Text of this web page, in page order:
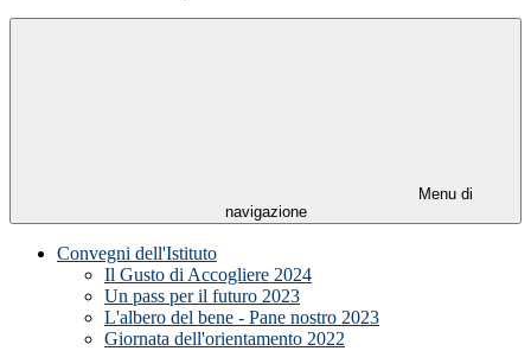
Menu di
navigazione
Convegni dell'Istituto
Il Gusto di Accogliere 2024
Un pass per il futuro 2023
L'albero del bene - Pane nostro 2023
Giornata dell'orientamento 2022